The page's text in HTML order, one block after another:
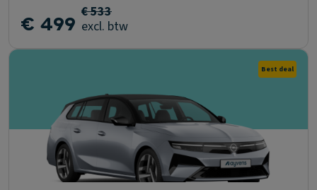
€ 499 € 533
excl. btw
Best deal